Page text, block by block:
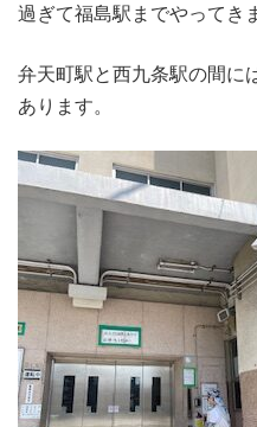
過ぎて福島駅までやってき
弁天町駅と西九条駅の間に
あります。